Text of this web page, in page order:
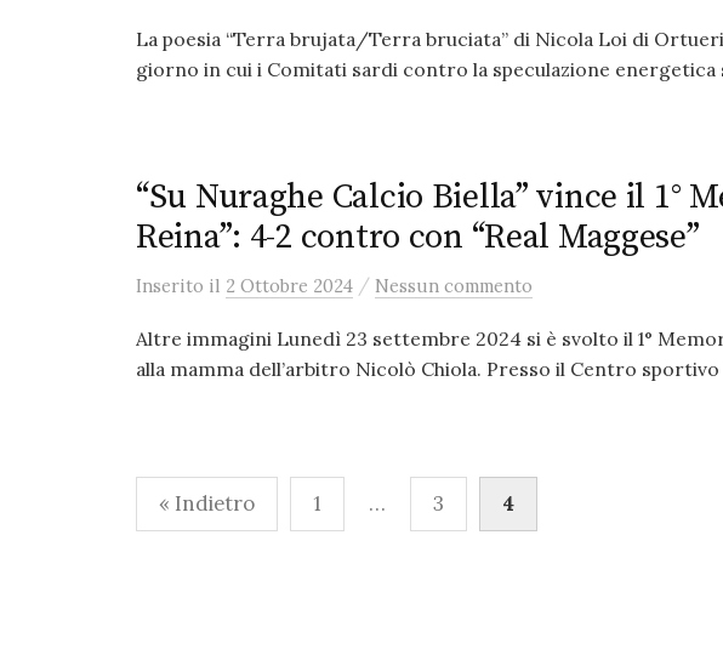
La poesia “Terra brujata/Terra bruciata” di Nicola Loi di
giorno in cui i Comitati sardi contro la speculazione energetica
“Su Nuraghe Calcio Biella” vince il 1°
Reina”: 4-2 contro con “Real Maggese”
Inserito il 2 Ottobre 2024 / Nessun commento
Altre immagini Lunedì 23 settembre 2024 si è svolto il 1°
alla mamma dell’arbitro Nicolò Chiola. Presso il Centro sportivo
Paginazione
« Indietro 1 … 3 4